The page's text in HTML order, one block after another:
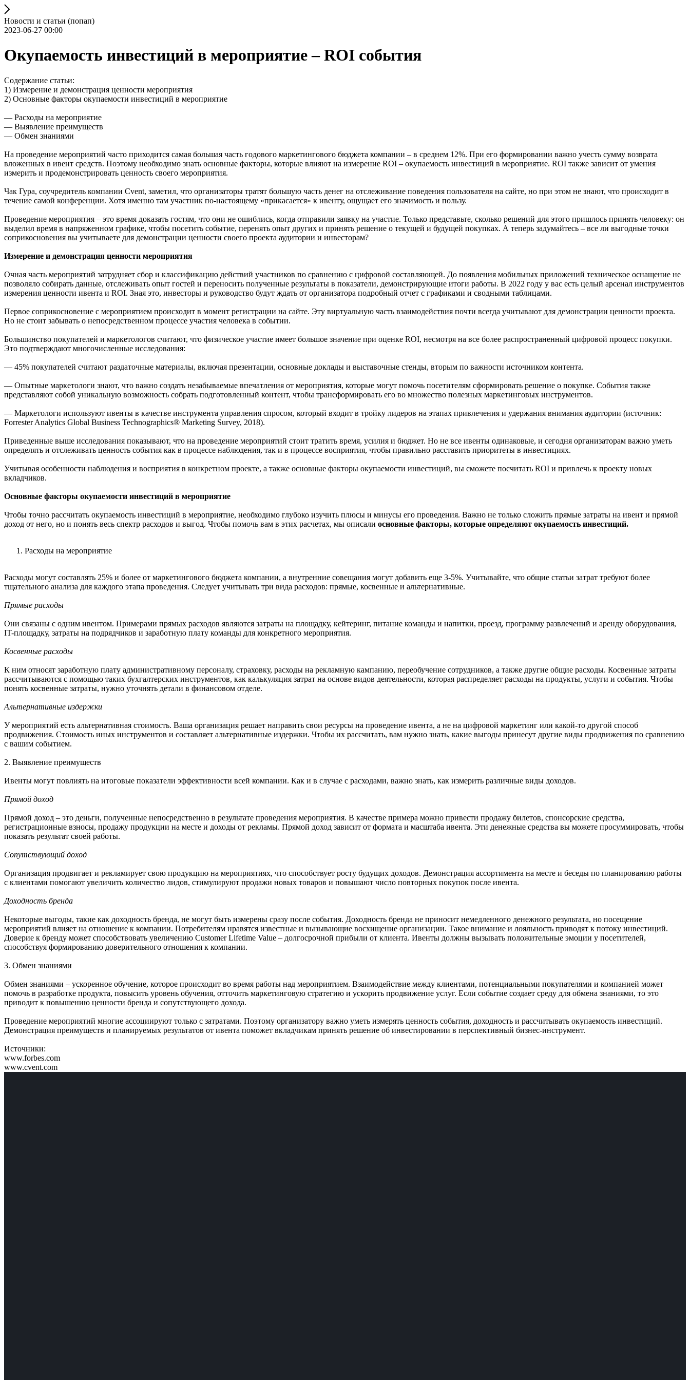
Новости и статьи (попап)
2023-06-27 00:00
Окупаемость инвестиций в мероприятие – ROI события
Содержание статьи:
1) Измерение и демонстрация ценности мероприятия
2) Основные факторы окупаемости инвестиций в мероприятие
— Расходы на мероприятие
— Выявление преимуществ
— Обмен знаниями
На проведение мероприятий часто приходится самая большая часть годового маркетингового бюджета компании – в среднем 12%. При его формировании важно учесть сумму возврата
вложенных в ивент средств. Поэтому необходимо знать основные факторы, которые влияют на измерение ROI – окупаемость инвестиций в мероприятие. ROI также зависит от умения
измерить и продемонстрировать ценность своего мероприятия.
Чак Гура, соучредитель компании Cvent, заметил, что организаторы тратят большую часть денег на отслеживание поведения пользователя на сайте, но при этом не знают, что происходит в
течение самой конференции. Хотя именно там участник по-настоящему «прикасается» к ивенту, ощущает его значимость и пользу.
Проведение мероприятия – это время доказать гостям, что они не ошиблись, когда отправили заявку на участие. Только представьте, сколько решений для этого пришлось принять человеку: он
выделил время в напряженном графике, чтобы посетить событие, перенять опыт других и принять решение о текущей и будущей покупках. А теперь задумайтесь – все ли выгодные точки
соприкосновения вы учитываете для демонстрации ценности своего проекта аудитории и инвесторам?
Измерение и демонстрация ценности мероприятия
Очная часть мероприятий затрудняет сбор и классификацию действий участников по сравнению с цифровой составляющей. До появления мобильных приложений техническое оснащение не
позволяло собирать данные, отслеживать опыт гостей и переносить полученные результаты в показатели, демонстрирующие итоги работы. В 2022 году у вас есть целый арсенал инструментов
измерения ценности ивента и ROI. Зная это, инвесторы и руководство будут ждать от организатора подробный отчет с графиками и сводными таблицами.
Первое соприкосновение с мероприятием происходит в момент регистрации на сайте. Эту виртуальную часть взаимодействия почти всегда учитывают для демонстрации ценности проекта.
Но не стоит забывать о непосредственном процессе участия человека в событии.
Большинство покупателей и маркетологов считают, что физическое участие имеет большое значение при оценке ROI, несмотря на все более распространенный цифровой процесс покупки.
Это подтверждают многочисленные исследования:
— 45% покупателей считают раздаточные материалы, включая презентации, основные доклады и выставочные стенды, вторым по важности источником контента.
— Опытные маркетологи знают, что важно создать незабываемые впечатления от мероприятия, которые могут помочь посетителям сформировать решение о покупке. События также
представляют собой уникальную возможность собрать подготовленный контент, чтобы трансформировать его во множество полезных маркетинговых инструментов.
— Маркетологи используют ивенты в качестве инструмента управления спросом, который входит в тройку лидеров на этапах привлечения и удержания внимания аудитории (источник:
Forrester Analytics Global Business Technographics® Marketing Survey, 2018).
Приведенные выше исследования показывают, что на проведение мероприятий стоит тратить время, усилия и бюджет. Но не все ивенты одинаковые, и сегодня организаторам важно уметь
определять и отслеживать ценность события как в процессе наблюдения, так и в процессе восприятия, чтобы правильно расставить приоритеты в инвестициях.
Учитывая особенности наблюдения и восприятия в конкретном проекте, а также основные факторы окупаемости инвестиций, вы сможете посчитать ROI и привлечь к проекту новых
вкладчиков.
Основные факторы окупаемости инвестиций в мероприятие
Чтобы точно рассчитать окупаемость инвестиций в мероприятие, необходимо глубоко изучить плюсы и минусы его проведения. Важно не только сложить прямые затраты на ивент и прямой
доход от него, но и понять весь спектр расходов и выгод. Чтобы помочь вам в этих расчетах, мы описали основные факторы, которые определяют окупаемость инвестиций.
Расходы на мероприятие
Расходы могут составлять 25% и более от маркетингового бюджета компании, а внутренние совещания могут добавить еще 3-5%. Учитывайте, что общие статьи затрат требуют более
тщательного анализа для каждого этапа проведения. Следует учитывать три вида расходов: прямые, косвенные и альтернативные.
Прямые расходы
Они связаны с одним ивентом. Примерами прямых расходов являются затраты на площадку, кейтеринг, питание команды и напитки, проезд, программу развлечений и аренду оборудования,
IT-площадку, затраты на подрядчиков и заработную плату команды для конкретного мероприятия.
Косвенные расходы
К ним относят заработную плату административному персоналу, страховку, расходы на рекламную кампанию, переобучение сотрудников, а также другие общие расходы. Косвенные затраты
рассчитываются с помощью таких бухгалтерских инструментов, как калькуляция затрат на основе видов деятельности, которая распределяет расходы на продукты, услуги и события. Чтобы
понять косвенные затраты, нужно уточнять детали в финансовом отделе.
Альтернативные издержки
У мероприятий есть альтернативная стоимость. Ваша организация решает направить свои ресурсы на проведение ивента, а не на цифровой маркетинг или какой-то другой способ
продвижения. Стоимость иных инструментов и составляет альтернативные издержки. Чтобы их рассчитать, вам нужно знать, какие выгоды принесут другие виды продвижения по сравнению
с вашим событием.
2. Выявление преимуществ
Ивенты могут повлиять на итоговые показатели эффективности всей компании. Как и в случае с расходами, важно знать, как измерить различные виды доходов.
Прямой доход
Прямой доход – это деньги, полученные непосредственно в результате проведения мероприятия. В качестве примера можно привести продажу билетов, спонсорские средства,
регистрационные взносы, продажу продукции на месте и доходы от рекламы. Прямой доход зависит от формата и масштаба ивента. Эти денежные средства вы можете просуммировать, чтобы
показать результат своей работы.
Сопутствующий доход
Организация продвигает и рекламирует свою продукцию на мероприятиях, что способствует росту будущих доходов. Демонстрация ассортимента на месте и беседы по планированию работы
с клиентами помогают увеличить количество лидов, стимулируют продажи новых товаров и повышают число повторных покупок после ивента.
Доходность бренда
Некоторые выгоды, такие как доходность бренда, не могут быть измерены сразу после события. Доходность бренда не приносит немедленного денежного результата, но посещение
мероприятий влияет на отношение к компании. Потребителям нравятся известные и вызывающие восхищение организации. Такое внимание и лояльность приводят к потоку инвестиций.
Доверие к бренду может способствовать увеличению Customer Lifetime Value – долгосрочной прибыли от клиента. Ивенты должны вызывать положительные эмоции у посетителей,
способствуя формированию доверительного отношения к компании.
3. Обмен знаниями
Обмен знаниями – ускоренное обучение, которое происходит во время работы над мероприятием. Взаимодействие между клиентами, потенциальными покупателями и компанией может
помочь в разработке продукта, повысить уровень обучения, отточить маркетинговую стратегию и ускорить продвижение услуг. Если событие создает среду для обмена знаниями, то это
приводит к повышению ценности бренда и сопутствующего дохода.
Проведение мероприятий многие ассоциируют только с затратами. Поэтому организатору важно уметь измерять ценность события, доходность и рассчитывать окупаемость инвестиций.
Демонстрация преимуществ и планируемых результатов от ивента поможет вкладчикам принять решение об инвестировании в перспективный бизнес-инструмент.
Источники:
www.forbes.com
www.cvent.com